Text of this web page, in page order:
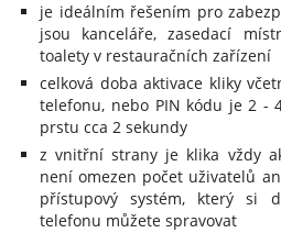
je ideálním řešením pro
jsou kanceláře, zasedací
toalety v restauračních zařízení
celková doba aktivace kliky
telefonu, nebo PIN kódu je 2 -
prstu cca 2 sekundy
z vnitřní strany je klika vždy
není omezen počet uživatelů
přístupový systém, který si
telefonu můžete spravovat